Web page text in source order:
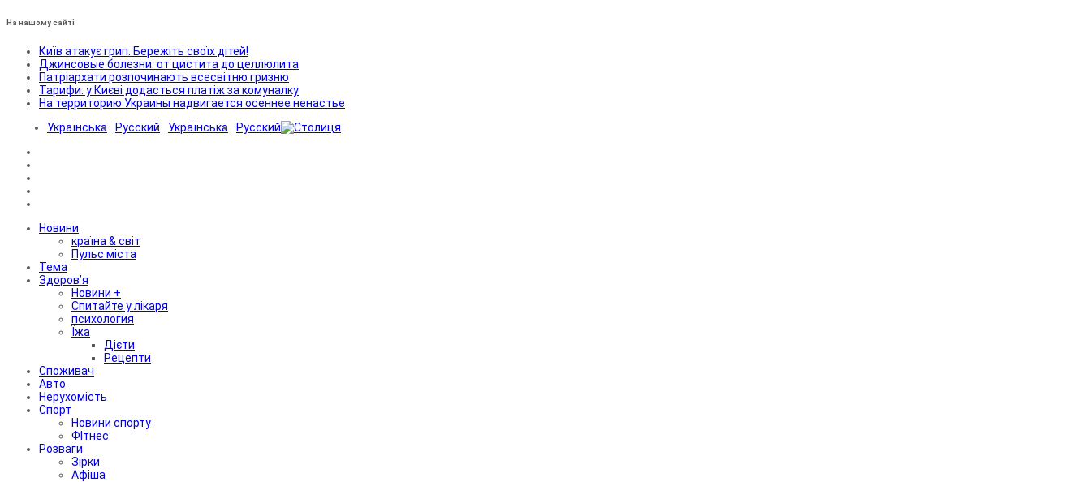
На нашому сайті
Київ атакує грип. Бережіть своїх дітей!
Джинсовые болезни: от цистита до целлюлита
Патріархати розпочинають всесвітню гризню
Тарифи: у Києві додасться платіж за комуналку
На территорию Украины надвигается осеннее ненастье
Українська
Русский Українська Русский
Новини
країна & світ
Пульс міста
Тема
Здоров’я
Новини +
Спитайте у лікаря
психология
Їжа
Дієти
Рецепти
Споживач
Авто
Нерухомість
Спорт
Новини спорту
ФІтнес
Розваги
Зірки
Афіша